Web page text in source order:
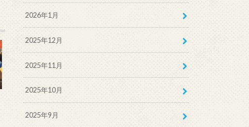
2026年1月
2025年12月
2025年11月
2025年10月
2025年9月